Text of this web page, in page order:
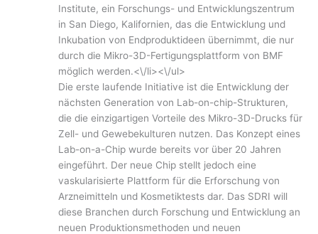
Institute, ein Forschungs- und Entwicklungszentrum
in San Diego, Kalifornien, das die Entwicklung und
Inkubation von Endproduktideen übernimmt, die nur
durch die Mikro-3D-Fertigungsplattform von BMF
möglich werden.<\/li><\/ul>
Die erste laufende Initiative ist die Entwicklung der
nächsten Generation von Lab-on-chip-Strukturen,
die die einzigartigen Vorteile des Mikro-3D-Drucks für
Zell- und Gewebekulturen nutzen. Das Konzept eines
Lab-on-a-Chip wurde bereits vor über 20 Jahren
eingeführt. Der neue Chip stellt jedoch eine
vaskularisierte Plattform für die Erforschung von
Arzneimitteln und Kosmetiktests dar. Das SDRI will
diese Branchen durch Forschung und Entwicklung an
neuen Produktionsmethoden und neuen